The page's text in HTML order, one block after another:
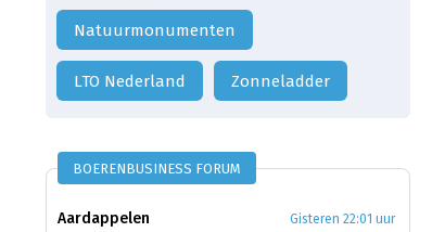
Natuurmonumenten
LTO Nederland zonneladder
BOERENBUSINESS FORUM
Aardappelen Gisteren 22:01 uur